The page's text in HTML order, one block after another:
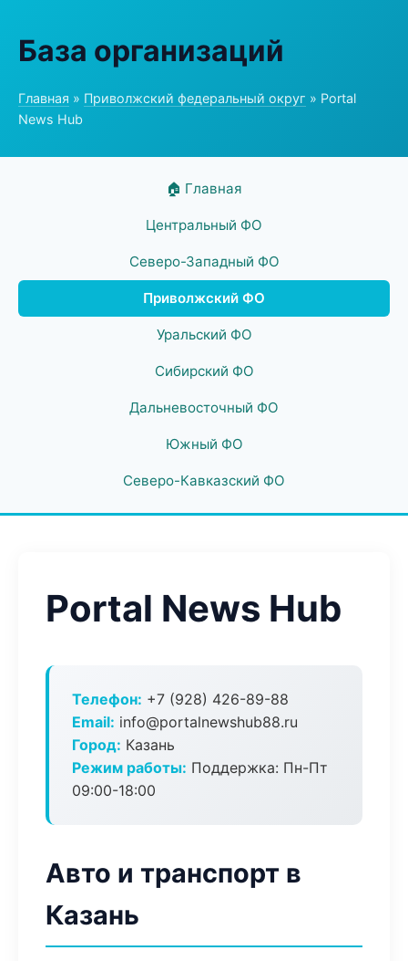
База организаций
Главная » Приволжский федеральный округ » Portal
News Hub
🏠 Главная
Центральный ФО
Северо-Западный ФО
Приволжский ФО
Уральский ФО
Сибирский ФО
Дальневосточный ФО
Южный ФО
Северо-Кавказский ФО
Portal News Hub
Телефон: +7 (928) 426-89-88
Email: info@portalnewshub88.ru
Город: Казань
Режим работы: Поддержка: Пн-Пт
09:00-18:00
Авто и транспорт в
Казань